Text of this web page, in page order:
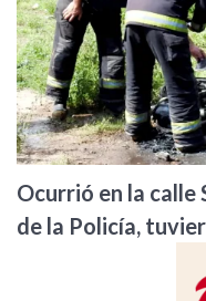
Ocurrió en la calle
de la Policía,